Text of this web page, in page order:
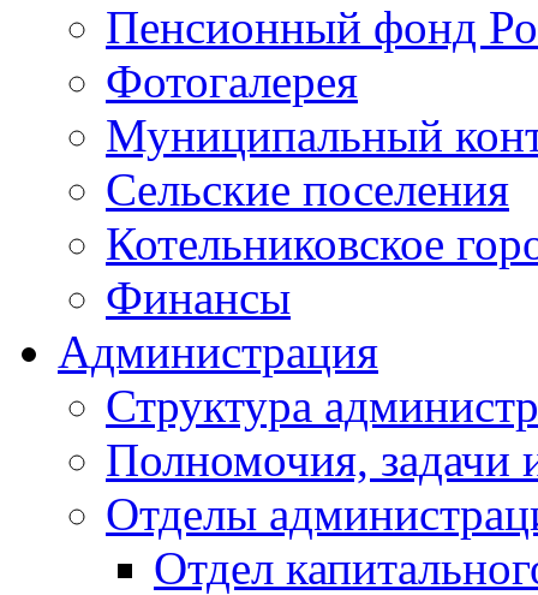
Пенсионный фонд
Фотогалерея
Муниципальный
Сельские поселения
Котельниковское
Финансы
Администрация
Структура
Полномочия, задачи
Отделы
Отдел